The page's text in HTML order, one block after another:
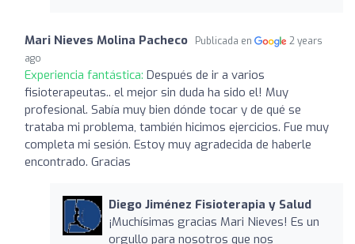
Mari Nieves Molina Pacheco Publicada en
2 years
ago
Experiencia fantástica: Después de ir a varios
fisioterapeutas.. el mejor sin duda ha sido el! Muy
profesional. Sabía muy bien dónde tocar y de qué se
trataba mi problema, también hicimos ejercicios. Fue muy
completa mi sesión. Estoy muy agradecida de haberle
encontrado. Gracias
Diego Jiménez Fisioterapia y Salud
¡Muchísimas gracias Mari Nieves! Es un
orgullo para nosotros que nos